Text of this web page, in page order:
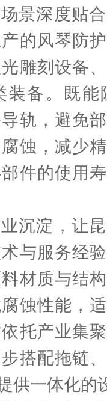
深度贴合
的风琴防
雕刻设备
装备。既
轨，避免
蚀，减少
件的使用
淀，让昆
与服务经
材质与结
蚀性能，
托产业集
搭配拖链
供一体化的